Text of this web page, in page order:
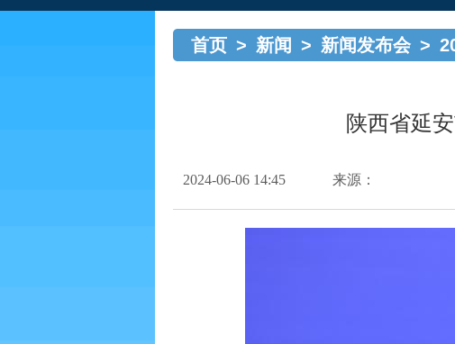
首页 > 新闻 > 新闻发布会 >
陕西省延
2024-06-06 14:45 来源：